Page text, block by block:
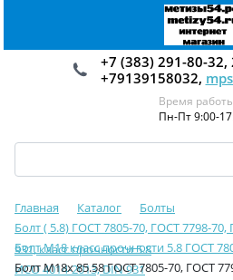
+7 (383) 291-80-32,
+79139158032,
Время
Пн-Пт 9:00-
Главная Каталог
Болты
Болт ( 5.8) ГОСТ 7805-70, ГОСТ 7798-
931, класс прочности 5.8
Болт М18 класс прочности 5.8 ГОСТ
ИСО 4014-2013, DIN 931
Болт М18х 85.58 ГОСТ 7805-70, ГОСТ